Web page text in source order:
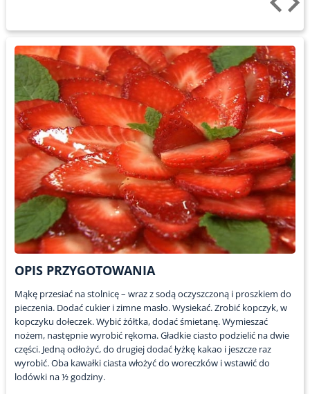
OPIS PRZYGOTOWANIA
Mąkę przesiać na stolnicę – wraz z sodą oczyszczoną i proszkiem do
pieczenia. Dodać cukier i zimne masło. Wysiekać. Zrobić kopczyk, w
kopczyku dołeczek. Wybić żółtka, dodać śmietanę. Wymieszać
nożem, następnie wyrobić rękoma. Gładkie ciasto podzielić na dwie
części. Jedną odłożyć, do drugiej dodać łyżkę kakao i jeszcze raz
wyrobić. Oba kawałki ciasta włożyć do woreczków i wstawić do
lodówki na ½ godziny.